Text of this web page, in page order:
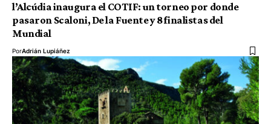
l’Alcúdia inaugura el COTIF: un torneo por donde
pasaron Scaloni, De la Fuente y 8 finalistas del
Mundial
PorAdrián Lupiáñez